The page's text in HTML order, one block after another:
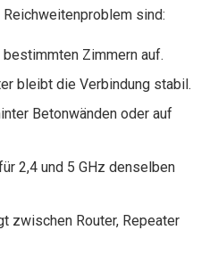
sind:
Zimmern auf.
bleibt die Verbindung stabil.
Betonwänden oder auf
2,4 und 5 GHz denselben
zwischen Router, Repeater